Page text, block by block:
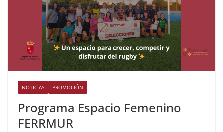
NOTICIAS PROMOCIÓN
Programa Espacio Femenino
FERRMUR